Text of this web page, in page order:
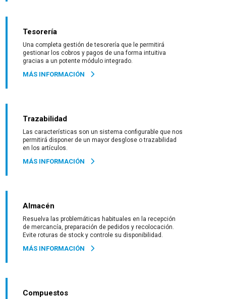
Tesorería
Una completa gestión de tesorería que le permitirá
gestionar los cobros y pagos de una forma intuitiva
gracias a un potente módulo integrado.
MÁS INFORMACIÓN
Trazabilidad
Las características son un sistema configurable que nos
permitirá disponer de un mayor desglose o trazabilidad
en los artículos.
MÁS INFORMACIÓN
Almacén
Resuelva las problemáticas habituales en la recepción
de mercancía, preparación de pedidos y recolocación.
Evite roturas de stock y controle su disponibilidad.
MÁS INFORMACIÓN
Compuestos